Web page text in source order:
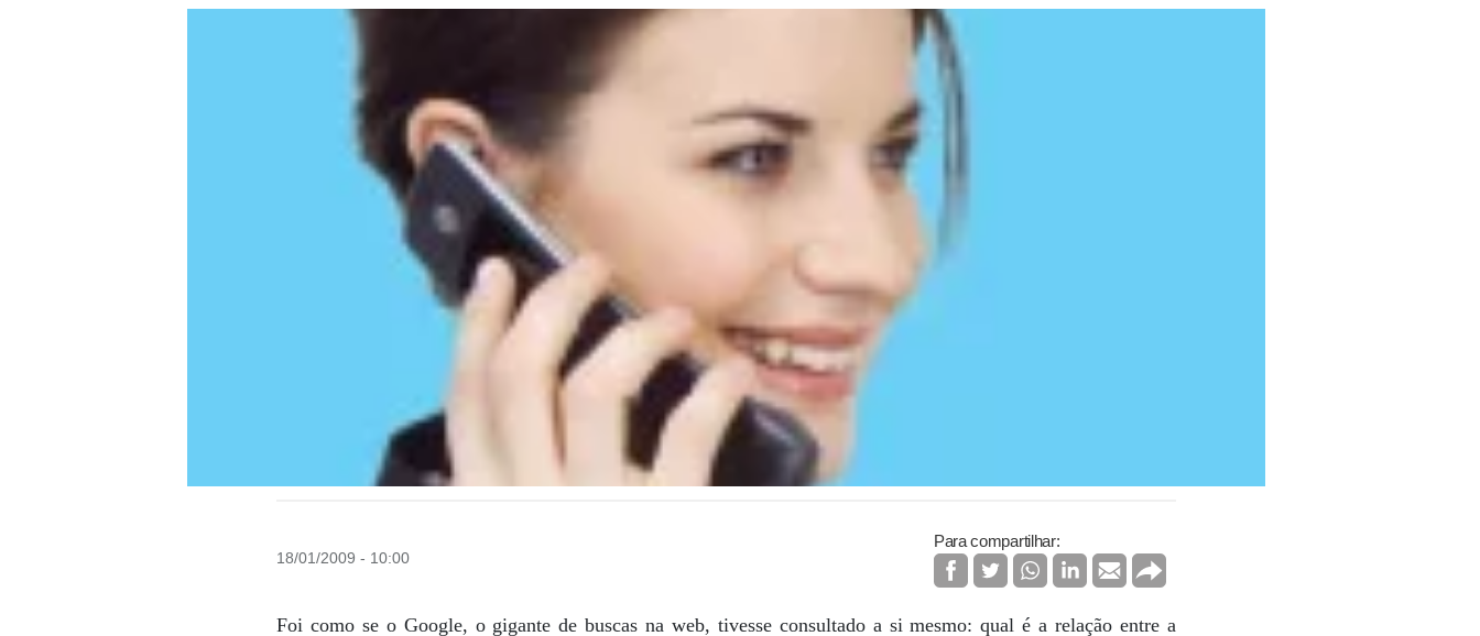
18/01/2009 - 10:00
Para compartilhar:
Foi como se o Google, o gigante de buscas na web, tivesse consultado a si mesmo: qual é a relação entre a